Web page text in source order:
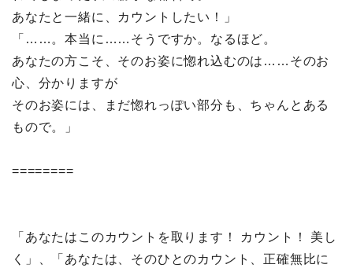
あなたと一緒に、カウントしたい！」
「……。本当に……そうですか。なるほど。
あなたの方こそ、そのお姿に惚れ込むのは……そのお
心、分かりますが
そのお姿には、まだ惚れっぽい部分も、ちゃんとある
もので。」
========
「あなたはこのカウントを取ります！ カウント！ 美し
く」、「あなたは、そのひとのカウント、正確無比に